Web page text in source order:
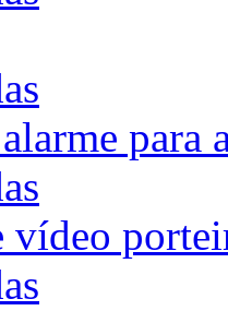
para
vídeo